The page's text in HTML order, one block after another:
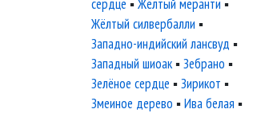
сердце ▪Жёлтый меранти ▪
Жёлтый силвербалли ▪
Западно-индийский лансвуд ▪
Западный шиоак ▪Зебрано ▪
Зелёное сердце ▪Зирикот ▪
Змеиное дерево ▪Ива белая ▪